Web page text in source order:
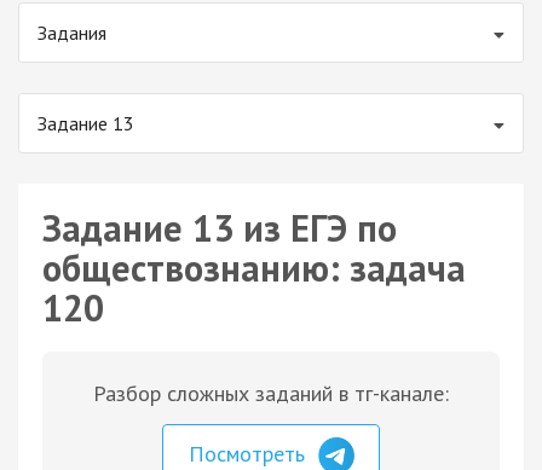
Задания
Задание 13
Задание 13 из ЕГЭ по
обществознанию: задача
120
Разбор сложных заданий в тг-канале:
Посмотреть